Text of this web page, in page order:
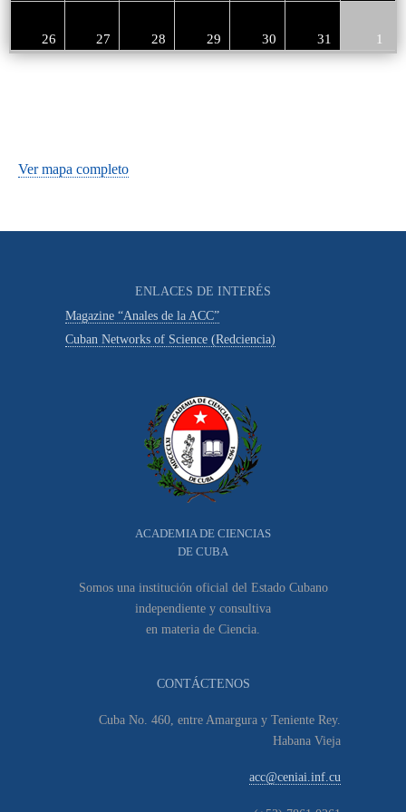
26 27 28 29 30 31 1
Ver mapa completo
ENLACES DE INTERÉS
Magazine “Anales de la ACC”
Cuban Networks of Science (Redciencia)
ACADEMIA DE CIENCIAS
DE CUBA
Somos una institución oficial del Estado Cubano
independiente y consultiva
en materia de Ciencia.
CONTÁCTENOS
Cuba No. 460, entre Amargura y Teniente Rey.
Habana Vieja
acc@ceniai.inf.cu